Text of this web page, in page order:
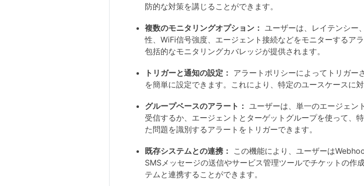
防的な対策を講じることができます。
複数のモニタリングオプション： ユーザーは、レイテンシー
性、WiFi信号強度、エージェント接続などをモニターするア
包括的なモニタリングカバレッジが提供されます。
トリガーと通知の設定： アラートポリシーによってトリガー
を簡単に設定できます。これにより、特定のユースケースに
グループベースのアラート： ユーザーは、単一のエージェン
受信するか、エージェントとターゲットグループを使って、
た問題を識別するアラートをトリガーできます。
既存システムとの連携：
この機能により、ユーザーは
SMSメッセージの送信やサービス管理ツールでチケットの作
テムと連携することができます。